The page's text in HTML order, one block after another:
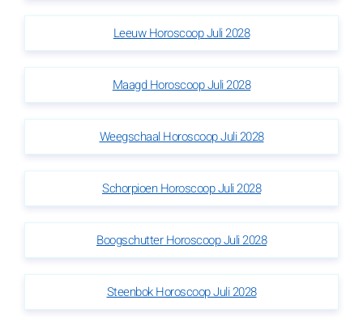
Leeuw Horoscoop Juli 2028
Maagd Horoscoop Juli 2028
Weegschaal Horoscoop Juli 2028
Schorpioen Horoscoop Juli 2028
Boogschutter Horoscoop Juli 2028
Steenbok Horoscoop Juli 2028